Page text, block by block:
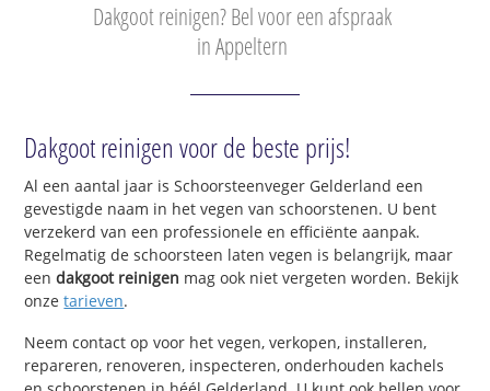
Dakgoot reinigen? Bel voor een afspraak
in Appeltern
Dakgoot reinigen voor de beste prijs!
Al een aantal jaar is Schoorsteenveger Gelderland een
gevestigde naam in het vegen van schoorstenen. U bent
verzekerd van een professionele en efficiënte aanpak.
Regelmatig de schoorsteen laten vegen is belangrijk, maar
eendakgoot reinigen mag ook niet vergeten worden. Bekijk
onzetarieven.
Neem contact op voor het vegen, verkopen, installeren,
repareren, renoveren, inspecteren, onderhouden kachels